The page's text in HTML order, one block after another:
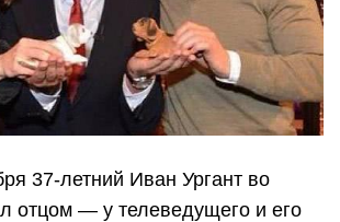
37-летний Иван Ургант во
отцом — у телеведущего и его